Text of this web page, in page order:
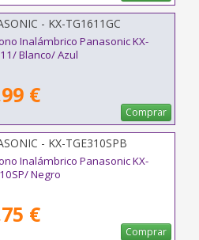
- KX-TG1611GC
Inalámbrico Panasonic KX-
Blanco/ Azul
€
Comprar
- KX-TGE310SPB
Inalámbrico Panasonic KX-
Negro
€
Comprar